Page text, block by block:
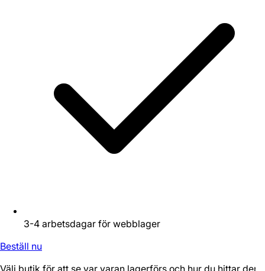
3-4 arbetsdagar för webblager
Beställ nu
Välj butik för att se var varan lagerförs och hur du hittar den.